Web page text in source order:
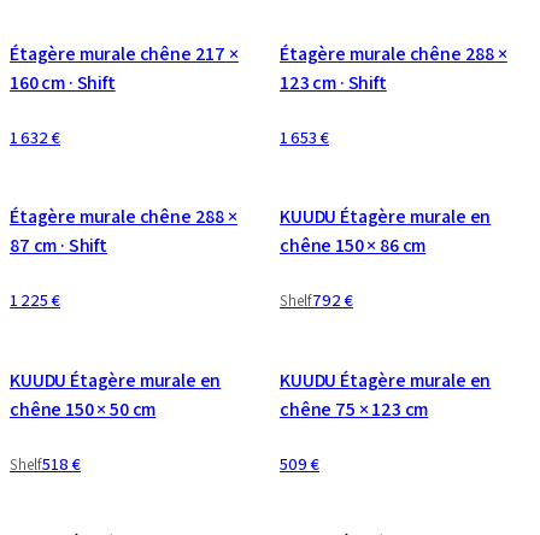
Étagère murale chêne 217 ×
160 cm · Shift
1 632 €
Étagère murale chêne 288 ×
123 cm · Shift
1 653 €
Étagère murale chêne 288 ×
87 cm · Shift
1 225 €
KUUDU Étagère murale en
chêne 150 × 86 cm
Shelf792 €
KUUDU Étagère murale en
chêne 150 × 50 cm
Shelf518 €
KUUDU Étagère murale en
chêne 75 × 123 cm
509 €